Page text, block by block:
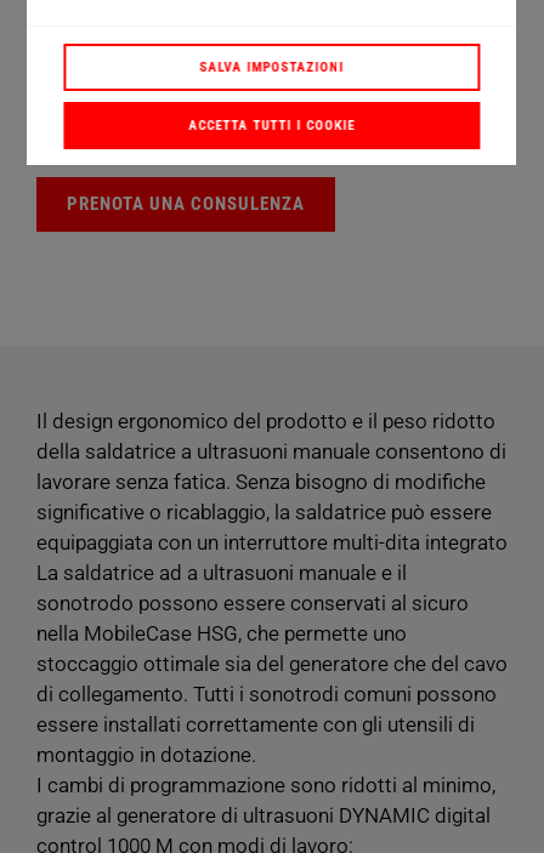
SALVA IMPOSTAZIONI
ACCETTA TUTTI I COOKIE
Frequenza di funzionamento 35 kHz
Potenza del generatore 1000 W
MULTIPLEXER quadruplo
PRENOTA UNA CONSULENZA
Il design ergonomico del prodotto e il peso ridotto
della saldatrice a ultrasuoni manuale consentono di
lavorare senza fatica. Senza bisogno di modifiche
significative o ricablaggio, la saldatrice può essere
equipaggiata con un interruttore multi-dita integrato
La saldatrice ad a ultrasuoni manuale e il
sonotrodo possono essere conservati al sicuro
nella MobileCase HSG, che permette uno
stoccaggio ottimale sia del generatore che del cavo
di collegamento. Tutti i sonotrodi comuni possono
essere installati correttamente con gli utensili di
montaggio in dotazione.
I cambi di programmazione sono ridotti al minimo,
grazie al generatore di ultrasuoni DYNAMIC digital
control 1000 M con modi di lavoro: